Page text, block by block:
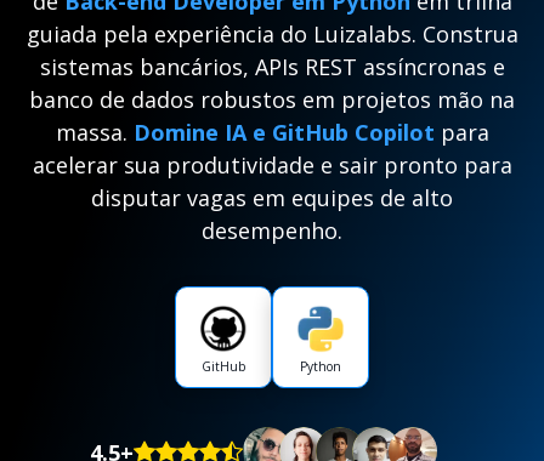
guiada pela experiência do Luizalabs. Construa
sistemas bancários, APIs REST assíncronas e
banco de dados robustos em projetos mão na
massa. Domine IA e GitHub Copilot para
acelerar sua produtividade e sair pronto para
disputar vagas em equipes de alto
desempenho.
GitHub Python
4.5+